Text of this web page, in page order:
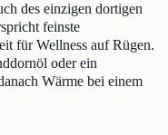
des einzigen dortigen
feinste
für Wellness auf Rügen.
oder ein
Wärme bei einem